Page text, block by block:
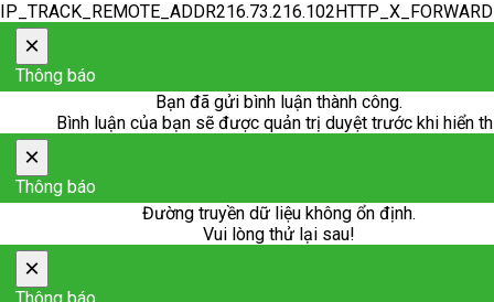
×
Thông báo
Bạn đã gửi bình luận thành công.
Bình luận của bạn sẽ được quản trị duyệt trước khi hiển
×
Thông báo
Đường truyền dữ liệu không ổn định.
Vui lòng thử lại sau!
×